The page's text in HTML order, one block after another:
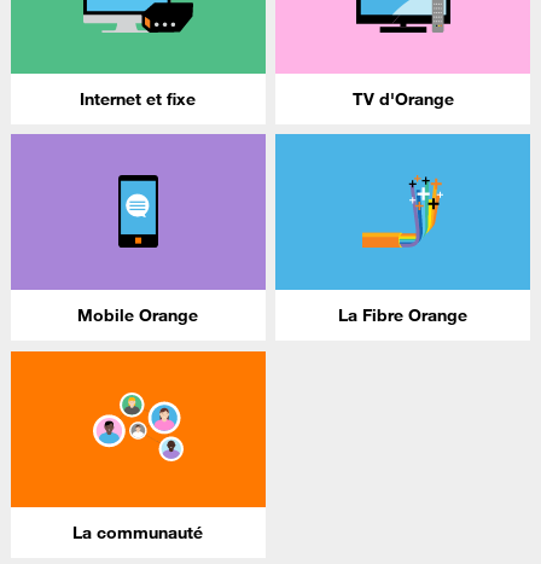
Internet et fixe TV d'Orange
Mobile Orange La Fibre Orange
La communauté